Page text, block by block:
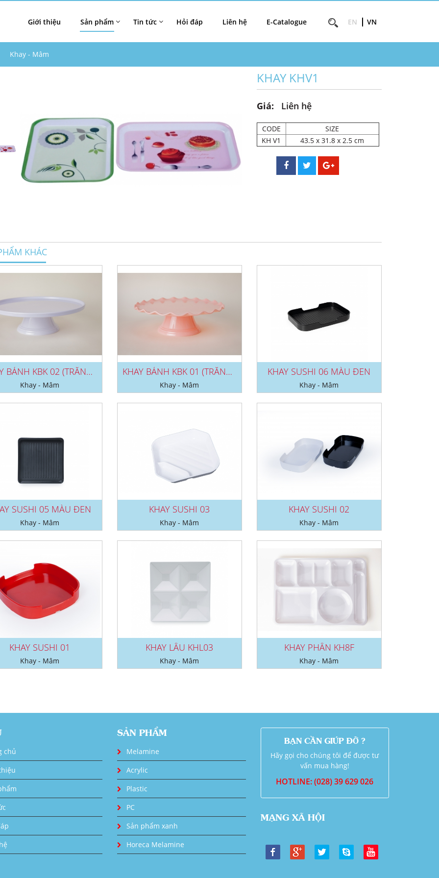
Giới thiệu Sản phẩm Tin tức Hỏi đáp Liên hệ E-Catalogue EN VN
Khay - Mâm
KHAY KHV1
Giá: Liên hệ
CODE
SIZE
KH V1
43.5 x 31.8 x 2.5 cm
KHÁC
KHAY BÁNH KBK 02 (TRẮNG/ HỒNG)
Khay - Mâm
KHAY BÁNH KBK 01 (TRẮNG/ HỒNG)
Khay - Mâm
KHAY SUSHI 06 MÀU ĐEN
Khay - Mâm
SUSHI 05 MÀU ĐEN
Khay - Mâm
KHAY SUSHI 03
Khay - Mâm
KHAY SUSHI 02
Khay - Mâm
KHAY SUSHI 01
Khay - Mâm
KHAY LẨU KHL03
Khay - Mâm
KHAY PHẦN KH8F
Khay - Mâm
chủ
SẢN PHẨM
Melamine
Acrylic
Plastic
PC
Sản phẩm xanh
Horeca Melamine
BẠN CẦN GIÚP ĐỠ ?
Hãy gọi cho chúng tôi để được tư
vấn mua hàng!
HOTLINE: (028) 39 629 026
MẠNG XÃ HỘI